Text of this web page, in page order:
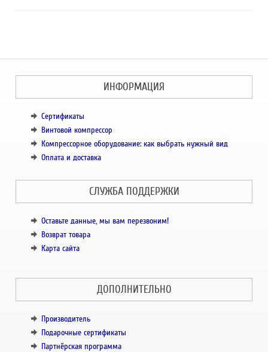
ИНФОРМАЦИЯ
Сертификаты
Винтовой компрессор
Компрессорное оборудование: как выбрать нужный вид
Оплата и доставка
СЛУЖБА ПОДДЕРЖКИ
Оставьте данные, мы вам перезвоним!
Возврат товара
Карта сайта
ДОПОЛНИТЕЛЬНО
Производитель
Подарочные сертификаты
Партнёрская программа